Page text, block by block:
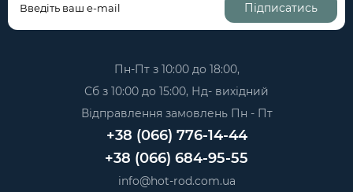
Підписатись
Пн-Пт з 10:00 до 18:00,
Сб з 10:00 до 15:00, Нд- вихідний
Відправлення замовлень Пн - Пт
+38 (066) 776-14-44
+38 (066) 684-95-55
info@hot-rod.com.ua